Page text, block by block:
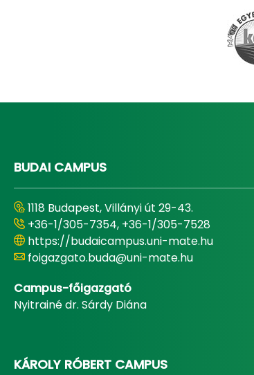
BUDAI CAMPUS
1118 Budapest, Villányi út 29-43.
+36-1/305-7354, +36-1/305-7528
https://budaicampus.uni-mate.hu
foigazgato.buda@uni-mate.hu
Campus-főigazgató
Nyitrainé dr. Sárdy Diána
KÁROLY RÓBERT CAMPUS